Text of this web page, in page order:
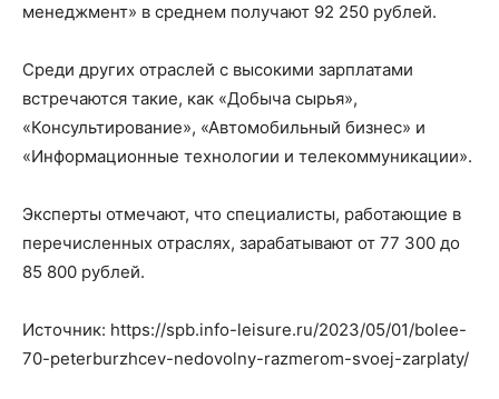
менеджмент» в среднем получают 92 250 рублей.
Среди других отраслей с высокими зарплатами
встречаются такие, как «Добыча сырья»,
«Консультирование», «Автомобильный бизнес» и
«Информационные технологии и телекоммуникации».
Эксперты отмечают, что специалисты, работающие в
перечисленных отраслях, зарабатывают от 77 300 до
85 800 рублей.
Источник: https://spb.info-leisure.ru/2023/05/01/bolee-
70-peterburzhcev-nedovolny-razmerom-svoej-zarplaty/